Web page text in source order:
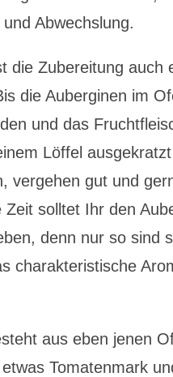
Abwechslung.
die Zubereitung auch
die Auberginen im
und das
Löffel ausgekratzt
vergehen gut und
Zeit solltet Ihr den
denn nur so sind
charakteristische
aus eben jenen
Tomatenmark